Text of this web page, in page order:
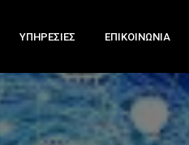
ΥΠΗΡΕΣΙΕΣ ΕΠΙΚΟΙΝΩΝΙΑ